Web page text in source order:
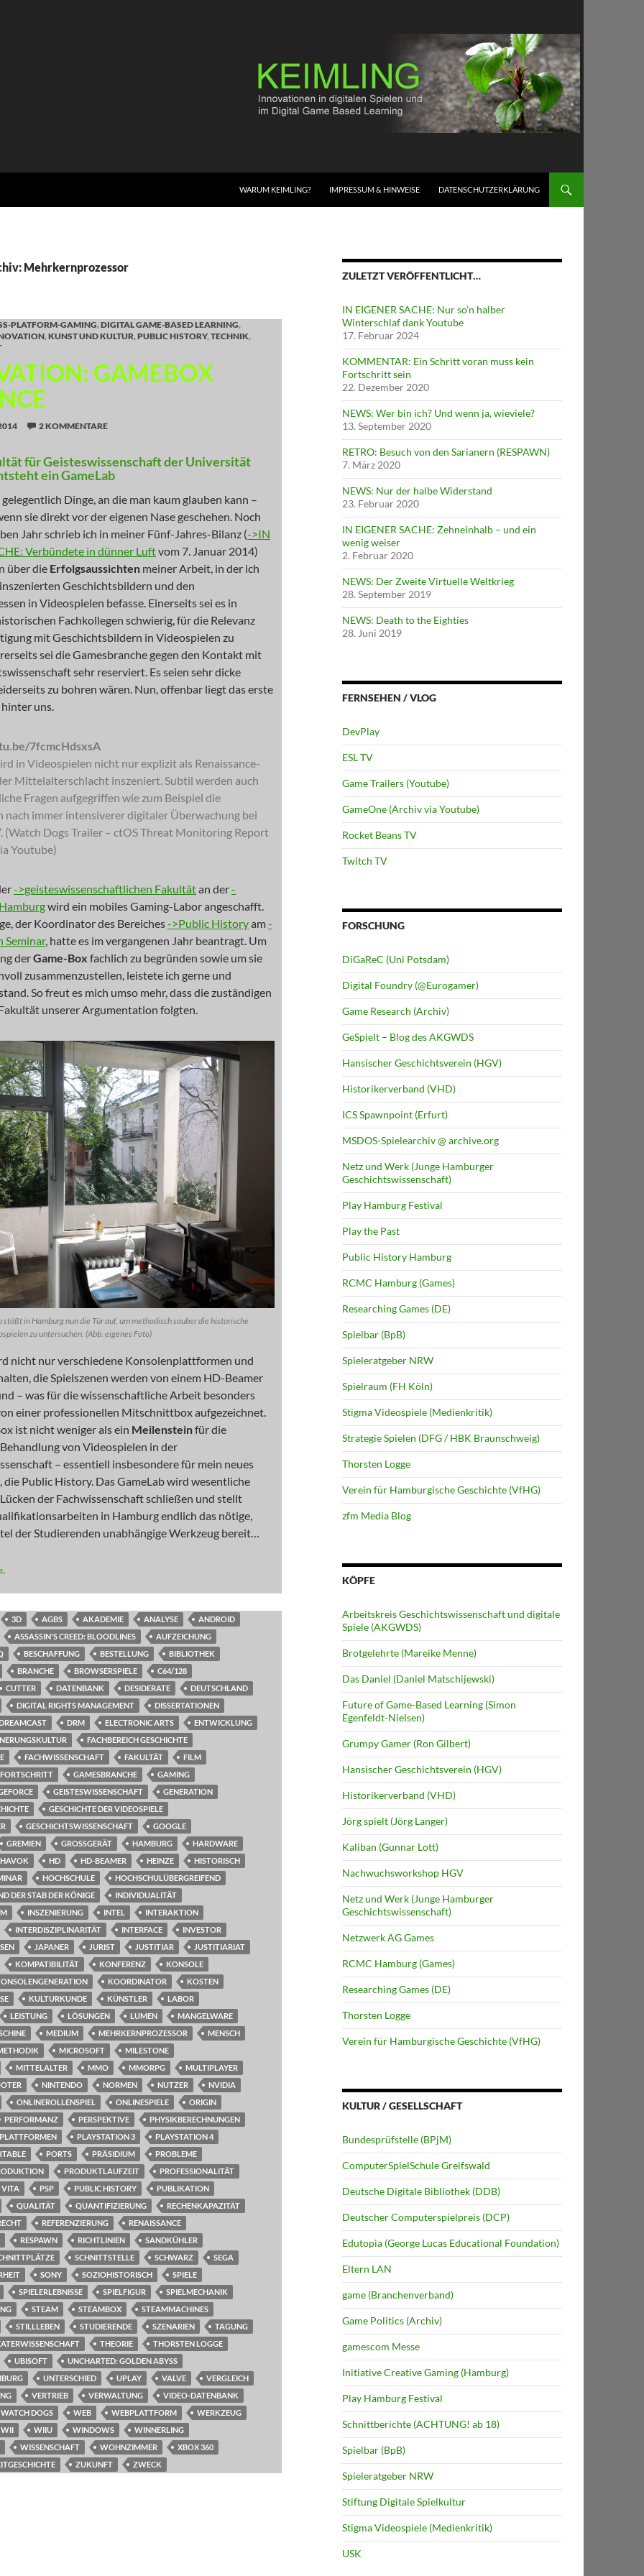
WARUM KEIMLING? IMPRESSUM & HINWEISE DATENSCHUTZERKLÄRUNG
Mehrkernprozessor
PLATFORM-GAMING,DIGITAL GAME-BASED LEARNING,
,KUNST UND KULTUR,PUBLIC HISTORY,TECHNIK,
GAMEBOX
2 KOMMENTARE
für Geisteswissenschaft der Universität
ein GameLab
gelegentlich Dinge, an die man kaum glauben kann –
sie direkt vor der eigenen Nase geschehen. Noch
Jahr schrieb ich in meiner Fünf-Jahres-Bilanz (->IN
Verbündete in dünner Luftvom 7. Januar 2014)
über die Erfolgsaussichten meiner Arbeit, in der ich
Geschichtsbildern und den
in Videospielen befasse. Einerseits sei es in
Fachkollegen schwierig, für die Relevanz
mit Geschichtsbildern in Videospielen zu
sei die Gamesbranche gegen den Kontakt mit
sehr reserviert. Es seien sehr dicke
zu bohren wären. Nun, offenbar liegt das erste
uns.
7fcmcHdsxsA
in Videospielen nicht nur explizit als Renaissance-
Mittelalterschlacht inszeniert. Subtil werden auch
Fragen aufgegriffen wie zum Beispiel die
nach immer intensiverer digitaler Überwachung bei
(Watch Dogs Trailer – ctOS Threat Monitoring Report
Youtube)
->geisteswissenschaftlichen Fakultätan der-
wird ein mobiles Gaming-Labor angeschafft.
der Koordinator des Bereiches->Public Historyam-
Seminar, hatte es im vergangenen Jahr beantragt. Um
derGame-Box fachlich zu begründen sowie um sie
zusammenzustellen, leistete ich gerne und
So freut es mich umso mehr, dass die zuständigen
unserer Argumentation folgten.
stößt in Hamburg nun die Tür auf, um methodisch sauber die historische
zu untersuchen. (Abb. eigenes Foto)
nicht nur verschiedene Konsolenplattformen und
die Spielszenen werden von einem HD-Beamer
– was für die wissenschaftliche Arbeit besonders
einer professionellen Mitschnittbox aufgezeichnet.
ist nicht weniger als ein Meilensteinfür die
von Videospielen in der
– essentiell insbesondere für mein neues
die Public History. Das GameLab wird wesentliche
der Fachwissenschaft schließen und stellt
in Hamburg endlich das nötige,
der Studierenden unabhängige Werkzeug bereit…
GameBox Advance
3D AGBS AKADEMIE ANALYSE
ANDROID
ASSASSIN'S CREED: BLOODLINES
AUFZEICHUNG
BESCHAFFUNG BESTELLUNG
BIBLIOTHEK
BRANCHE BROWSERSPIELE
C64/128
CUTTER DATENBANK DESIDERATE
DEUTSCHLAND
DIGITAL RIGHTS MANAGEMENT
DISSERTATIONEN
DRM ELECTRONIC ARTS
ENTWICKLUNG
FACHBEREICH GESCHICHTE
FACHWISSENSCHAFT FAKULTÄT
FILM
FORTSCHRITT GAMESBRANCHE
GAMING
GEISTESWISSENSCHAFT
GENERATION
GESCHICHTE DER VIDEOSPIELE
GESCHICHTSWISSENSCHAFT
GOOGLE
GREMIEN GROSSGERÄT HAMBURG
HARDWARE
HAVOK HD HD-BEAMER HEINZE
HISTORISCH
HOCHSCHULE
HOCHSCHULÜBERGREIFEND
DER STAB DER KÖNIGE
INDIVIDUALITÄT
INSZENIERUNG INTEL
INTERAKTION
INTERDISZIPLINARITÄT INTERFACE
INVESTOR
JAPANER JURIST JUSTITIAR
JUSTITIARIAT
KOMPATIBILITÄT KONFERENZ
KONSOLE
KOORDINATOR
KOSTEN
KULTURKUNDE KÜNSTLER
LABOR
LEISTUNG LÖSUNGEN LUMEN
MANGELWARE
MEDIUM MEHRKERNPROZESSOR
MENSCH
MICROSOFT
MILESTONE
MITTELALTER MMO MMORPG
MULTIPLAYER
NINTENDO NORMEN NUTZER
NVIDIA
ONLINEROLLENSPIEL ONLINESPIELE
ORIGIN
PERFORMANZ PERSPEKTIVE
PHYSIKBERECHNUNGEN
PLATTFORMEN PLAYSTATION 3
PLAYSTATION 4
PORTS PRÄSIDIUM
PROBLEME
PRODUKTLAUFZEIT
PROFESSIONALITÄT
VITA PSP PUBLIC HISTORY
PUBLIKATION
QUALITÄT QUANTIFIZIERUNG
RECHENKAPAZITÄT
REFERENZIERUNG
RENAISSANCE
RESPAWN RICHTLINIEN
SANDKÜHLER
SCHNITTSTELLE SCHWARZ
SEGA
SONY SOZIOHISTORISCH
SPIELE
SPIELERLEBNISSE SPIELFIGUR
SPIELMECHANIK
STEAM STEAMBOX
STEAMMACHINES
STILLLEBEN STUDIERENDE SZENARIEN
TAGUNG
THEORIE
THORSTEN LOGGE
UBISOFT
UNCHARTED: GOLDEN ABYSS
UNTERSCHIED UPLAY VALVE
VERGLEICH
VERTRIEB VERWALTUNG
VIDEO-DATENBANK
WATCH DOGS WEB WEBPLATTFORM
WERKZEUG
WII WIIU WINDOWS
WINNERLING
WISSENSCHAFT WOHNZIMMER
XBOX 360
ZUKUNFT ZWECK
ZULETZT VERÖFFENTLICHT…
IN EIGENER SACHE: Nur so’n halber
Winterschlaf dank Youtube
17. Februar 2024
KOMMENTAR: Ein Schritt voran muss kein
Fortschritt sein
22. Dezember 2020
NEWS: Wer bin ich? Und wenn ja, wieviele?
13. September 2020
RETRO: Besuch von den Sarianern (RESPAWN)
7. März 2020
NEWS: Nur der halbe Widerstand
23. Februar 2020
IN EIGENER SACHE: Zehneinhalb – und ein
wenig weiser
2. Februar 2020
NEWS: Der Zweite Virtuelle Weltkrieg
28. September 2019
NEWS: Death to the Eighties
28. Juni 2019
FERNSEHEN / VLOG
DevPlay
ESL TV
Game Trailers (Youtube)
GameOne (Archiv via Youtube)
Rocket Beans TV
Twitch TV
FORSCHUNG
DiGaReC (Uni Potsdam)
Digital Foundry (@Eurogamer)
Game Research (Archiv)
GeSpielt – Blog des AKGWDS
Hansischer Geschichtsverein (HGV)
Historikerverband (VHD)
ICS Spawnpoint (Erfurt)
MSDOS-Spielearchiv @ archive.org
Netz und Werk (Junge Hamburger
Geschichtswissenschaft)
Play Hamburg Festival
Play the Past
Public History Hamburg
RCMC Hamburg (Games)
Researching Games (DE)
Spielbar (BpB)
Spieleratgeber NRW
Spielraum (FH Köln)
Stigma Videospiele (Medienkritik)
Strategie Spielen (DFG / HBK Braunschweig)
Thorsten Logge
Verein für Hamburgische Geschichte (VfHG)
zfm Media Blog
KÖPFE
Arbeitskreis Geschichtswissenschaft und digitale
Spiele (AKGWDS)
Brotgelehrte (Mareike Menne)
Das Daniel (Daniel Matschijewski)
Future of Game-Based Learning (Simon
Egenfeldt-Nielsen)
Grumpy Gamer (Ron Gilbert)
Hansischer Geschichtsverein (HGV)
Historikerverband (VHD)
Jörg spielt (Jörg Langer)
Kaliban (Gunnar Lott)
Nachwuchsworkshop HGV
Netz und Werk (Junge Hamburger
Geschichtswissenschaft)
Netzwerk AG Games
RCMC Hamburg (Games)
Researching Games (DE)
Thorsten Logge
Verein für Hamburgische Geschichte (VfHG)
KULTUR / GESELLSCHAFT
Bundesprüfstelle (BPjM)
ComputerSpielSchule Greifswald
Deutsche Digitale Bibliothek (DDB)
Deutscher Computerspielpreis (DCP)
Edutopia (George Lucas Educational Foundation)
Eltern LAN
game (Branchenverband)
Game Politics (Archiv)
gamescom Messe
Initiative Creative Gaming (Hamburg)
Play Hamburg Festival
Schnittberichte (ACHTUNG! ab 18)
Spielbar (BpB)
Spieleratgeber NRW
Stiftung Digitale Spielkultur
Stigma Videospiele (Medienkritik)
USK